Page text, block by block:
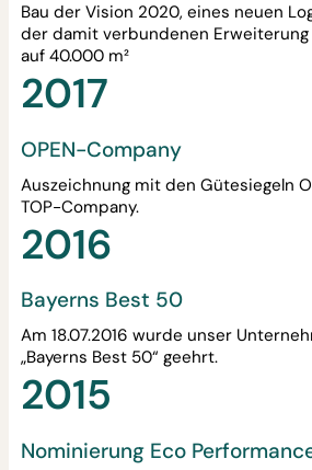
Bau der Vision 2020, eines neuen
der damit verbundenen
auf 40.000 m²
2017
OPEN-Company
Auszeichnung mit den Gütesiegeln
TOP-Company.
2016
Bayerns Best 50
Am 18.07.2016 wurde unser
„Bayerns Best 50“ geehrt.
2015
Nominierung Eco